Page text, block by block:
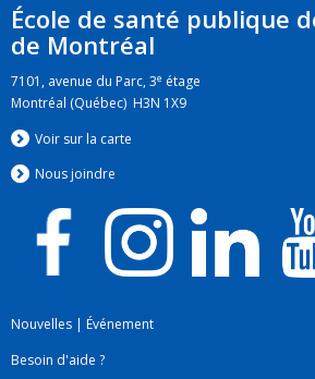
École de santé publique
de Montréal
7101, avenue du Parc, 3e étage
Montréal (Québec) H3N 1X9
Voir sur la carte
Nous joindre
Nouvelles | Événement
Besoin d'aide ?